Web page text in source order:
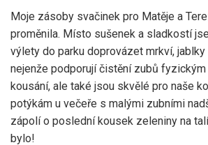
Moje zásoby svačinek pro Matěje a
proměnila. Místo sušenek a sladkostí
výlety do parku doprovázet mrkví, jablky
nejenže podporují čistění zubů
kousání, ale také jsou skvělé pro naše
potýkám u večeře s malými zubními
zápolí o poslední kousek zeleniny na
bylo!